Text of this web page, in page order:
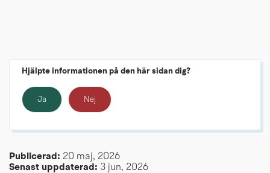
Hjälpte informationen på den här sidan dig?
Ja Nej
Publicerad: 20 maj, 2026
Senast uppdaterad: 3 jun, 2026